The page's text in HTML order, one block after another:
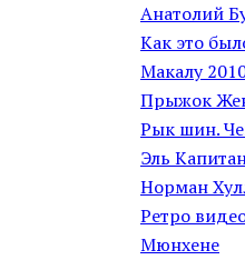
Анатолий
Как это
Макалу
Прыжок
Рык шин.
Эль
Норман
Ретро
Мюнхене